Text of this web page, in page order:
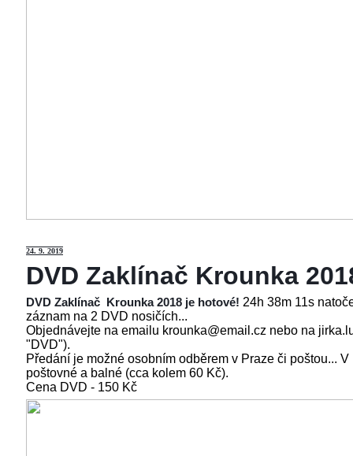
24. 9. 2019
DVD Zaklínač Krounka
DVD Zaklínač Krounka 2018 je hotové! 24h 38m 11s
záznam na 2 DVD nosičích...
Objednávejte na emailu krounka@email.cz nebo na
"DVD").
Předání je možné osobním odběrem v Praze či poštou...
poštovné a balné (cca kolem 60 Kč).
Cena DVD - 150 Kč